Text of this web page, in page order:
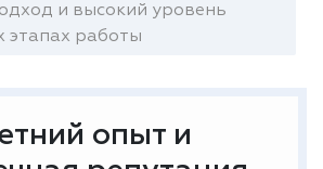
и высокий уровень
этапах работы
опыт и